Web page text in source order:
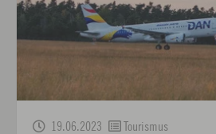
19.06.2023 Tourismus